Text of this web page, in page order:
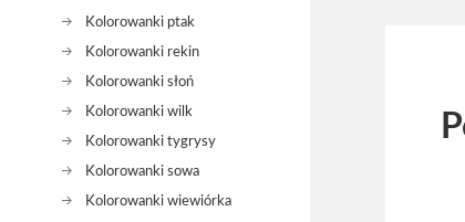
Kolorowanki ptak
Kolorowanki rekin
Kolorowanki słoń
Kolorowanki wilk
Kolorowanki tygrysy
Kolorowanki sowa
Kolorowanki wiewiórka